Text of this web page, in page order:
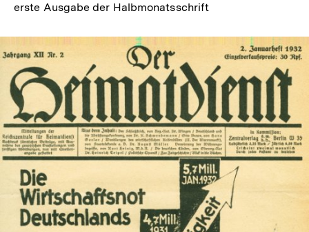
erste Ausgabe der Halbmonatsschrift